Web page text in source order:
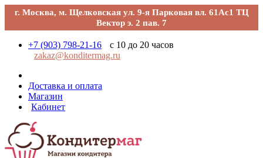
г. Москва, м. Щелковская ул. 9-я Парковая вл. 61Ас1 ТЦ
Вектор э. 2 пав. 7
+7 (903) 798-21-16
с 10 до 20 часов
zakaz@konditermag.ru
Доставка и оплата
Магазин
Кабинет